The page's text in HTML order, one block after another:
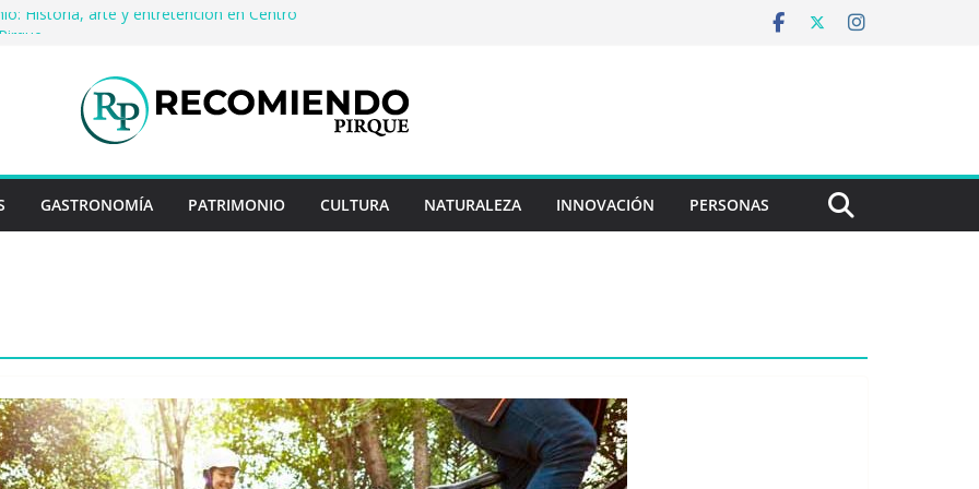
Historia, arte y entretención en Centro
Rayo Credit y diferencias frente a
historias: ingredientes que dieron
enterosGASTRONOMÍA PATRIMONIO CULTURA NATURALEZA INNOVACIÓN PERSONAS